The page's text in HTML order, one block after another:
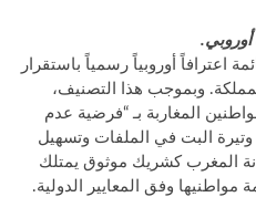
اعترافاً أوروبياً رسمياً باستقرار
وبموجب هذا التصنيف،
المغاربة بـ “فرضية عدم
وتيرة البت في الملفات وتسهيل
المغرب كشريك موثوق يمتلك
وفق المعايير الدولية.